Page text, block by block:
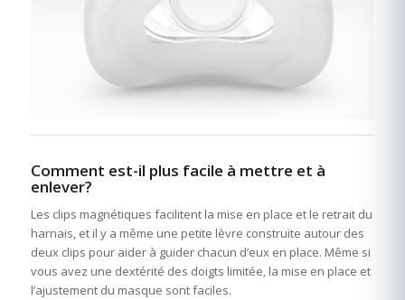
Comment est-il plus facile à mettre et à
enlever?
Les clips magnétiques facilitent la mise en place et le retrait du
harnais, et il y a même une petite lèvre construite autour des
deux clips pour aider à guider chacun d’eux en place. Même si
vous avez une dextérité des doigts limitée, la mise en place et
l’ajustement du masque sont faciles.